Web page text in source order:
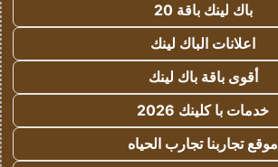
باك لينك باقة 20
اعلانات الباك لينك
أقوى باقة باك لينك
خدمات با كلينك 2026
موقع تجاربنا تجارب الحياه